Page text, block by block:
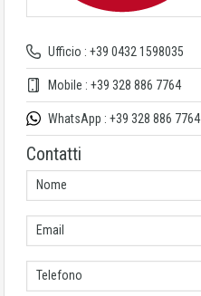
Ufficio : +39 0432 1598035
Mobile : +39 328 886 7764
WhatsApp : +39 328 886 7764
Contatti